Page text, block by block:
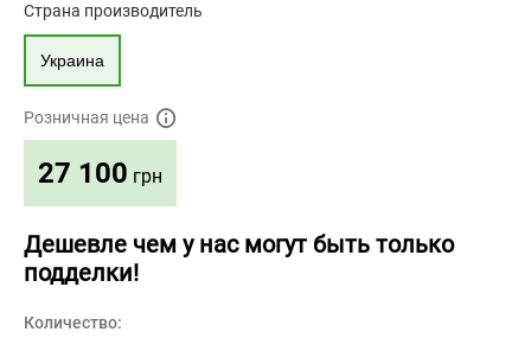
Страна производитель
Украина
Розничная цена
27 100 грн
Дешевле чем у нас могут быть только
подделки!
Количество: